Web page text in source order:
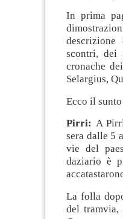
In prima
scontri,
cronache
Selargius,
Ecco il
Pirri: A
sera dalle 5
vie del
daziario è
La folla
del